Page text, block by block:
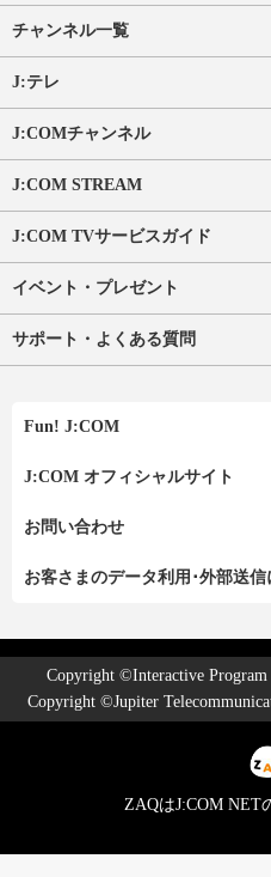
チャンネル一覧
J:テレ
J:COMチャンネル
J:COM STREAM
J:COM TVサービスガイド
イベント・プレゼント
サポート・よくある質問
Fun! J:COM
J:COM オフィシャルサイト
お問い合わせ
お客さまのデータ利用･外部送信
Copyright ©Interactive Program
Copyright ©Jupiter
ZAQはJ:COM NET